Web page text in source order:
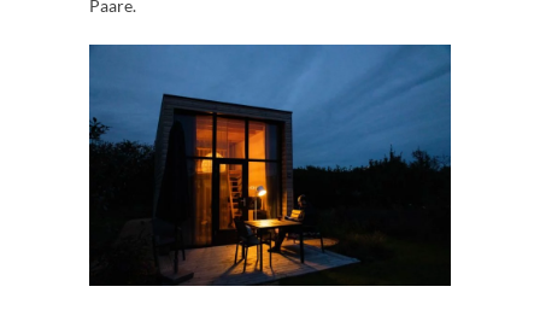
Paare.